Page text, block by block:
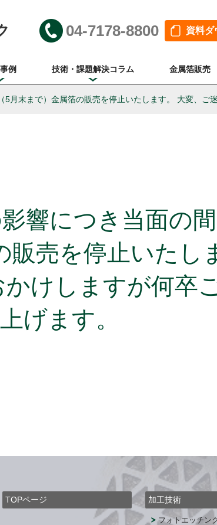
04-7178-8800 資料ダ
例 技術・課題解決コラム 金属箔販売
5月末まで）金属箔の販売を停止いたします。 大変、ご
響につき当面の間
販売を停止いたし
けしますが何卒
げます。
TOPページ 加工技術
フォトエッチン